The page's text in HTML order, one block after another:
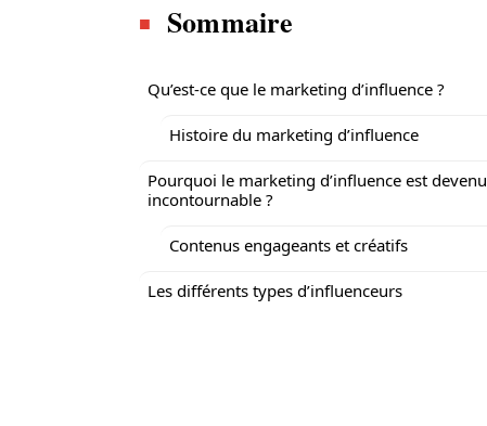
Sommaire
Qu’est-ce que le marketing d’influence ?
Histoire du marketing d’influence
Pourquoi le marketing d’influence est devenu
incontournable ?
Contenus engageants et créatifs
Les différents types d’influenceurs